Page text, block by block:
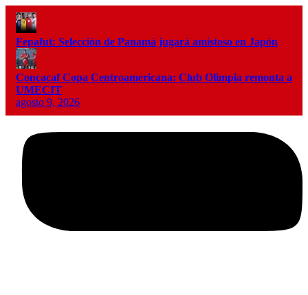
Fepafut: Selección de Panamá jugará amistoso en Japón
Concacaf Copa Centroamericana: Club Olimpia remonta a
UMECIT
agosto 9, 2026